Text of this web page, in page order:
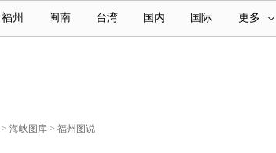
福州 闽南 台湾 国内 国际 更多
> 海峡图库 > 福州图说